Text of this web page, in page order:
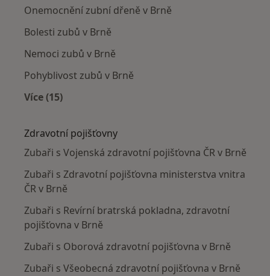
Onemocnění zubní dřeně v Brně
Bolesti zubů v Brně
Nemoci zubů v Brně
Pohyblivost zubů v Brně
Více (15)
Zdravotní pojišťovny
Zubaři s Vojenská zdravotní pojišťovna ČR v Brně
Zubaři s Zdravotní pojišťovna ministerstva vnitra
ČR v Brně
Zubaři s Revírní bratrská pokladna, zdravotní
pojišťovna v Brně
Zubaři s Oborová zdravotní pojišťovna v Brně
Zubaři s Všeobecná zdravotní pojišťovna v Brně